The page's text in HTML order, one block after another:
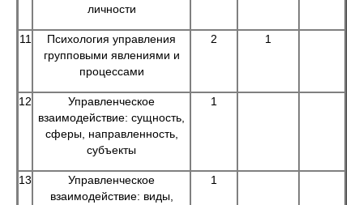
личности
11
Психология управления
групповыми явлениями и
процессами
2 1
12
Управленческое
взаимодействие: сущность,
сферы, направленность,
субъекты
1
13
Управленческое
взаимодействие: виды,
1